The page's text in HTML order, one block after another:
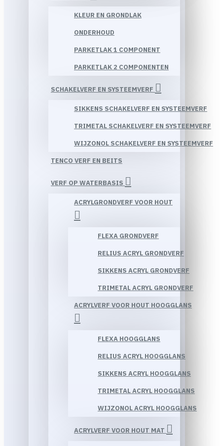
KLEUR EN GRONDLAK
ONDERHOUD
PARKETLAK 1 COMPONENT
PARKETLAK 2 COMPONENTEN
SCHAKELVERF EN SYSTEEMVERF
SIKKENS SCHAKELVERF EN SYSTEEMVERF
TRIMETAL SCHAKELVERF EN SYSTEEMVERF
WIJZONOL SCHAKELVERF EN SYSTEEMVERF
TENCO VERF EN BEITS
VERF OP WATERBASIS
ACRYLGRONDVERF VOOR HOUT
FLEXA GRONDVERF
RELIUS ACRYL GRONDVERF
SIKKENS ACRYL GRONDVERF
TRIMETAL ACRYL GRONDVERF
ACRYLVERF VOOR HOUT HOOGGLANS
FLEXA HOOGGLANS
RELIUS ACRYL HOOGGLANS
SIKKENS ACRYL HOOGGLANS
TRIMETAL ACRYL HOOGGLANS
WIJZONOL ACRYL HOOGGLANS
ACRYLVERF VOOR HOUT MAT